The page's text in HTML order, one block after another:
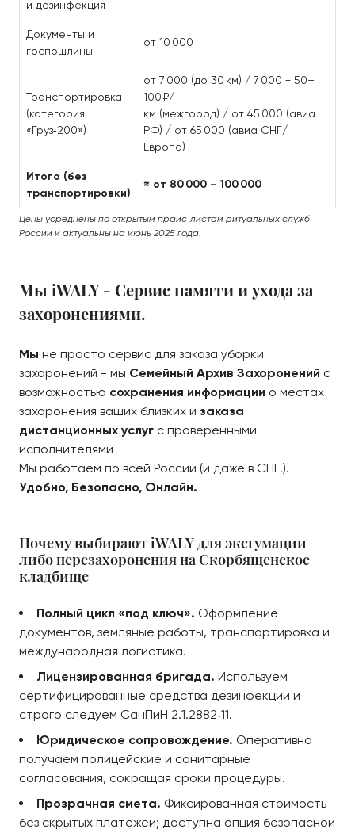
и дезинфекция
Документы и
госпошлины
от 10 000
Транспортировка
(категория
«Груз‑200»)
от 7 000 (до 30 км) / 7 000 + 50–
100 ₽/
км (межгород) / от 45 000 (авиа
РФ) / от 65 000 (авиа СНГ/
Европа)
Итого (без
транспортировки)
≈ от 80 000 – 100 000
Цены усреднены по открытым прайс‑листам ритуальных служб
России и актуальны на июнь 2025 года.
Мы iWALY - Сервис памяти и ухода за
захоронениями.
Мы не просто сервис для заказа уборки
захоронений - мы Семейный Архив Захоронений с
возможностью сохранения информации о местах
захоронения ваших близких и заказа
дистанционных услуг с проверенными
исполнителями
Мы работаем по всей России (и даже в СНГ!).
Удобно, Безопасно, Онлайн.
Почему выбирают iWALY для эксгумации
либо перезахоронения на Скорбященское
кладбище
Полный цикл «под ключ». Оформление
документов, земляные работы, транспортировка и
международная логистика.
Лицензированная бригада. Используем
сертифицированные средства дезинфекции и
строго следуем СанПиН 2.1.2882‑11.
Юридическое сопровождение. Оперативно
получаем полицейские и санитарные
согласования, сокращая сроки процедуры.
Прозрачная смета. Фиксированная стоимость
без скрытых платежей; доступна опция безопасной